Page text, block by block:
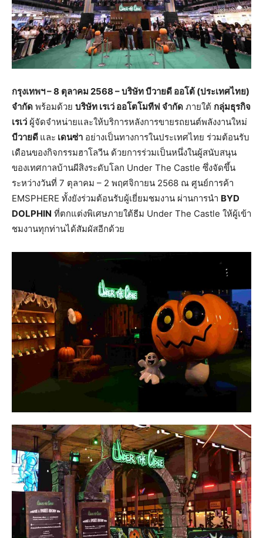
กรุงเทพฯ– 8 ตุลาคม 2568 – บริษัท บีวายดี ออโต้ (ประเทศไทย)
จำกัด พร้อมด้วย บริษัท เรเว่ ออโตโมทีฟ จำกัด ภายใต้ กลุ่มธุรกิจ
เรเว่ ผู้จัดจำหน่ายและให้บริการหลังการขายรถยนต์พลังงานใหม่
บีวายดี และ เดนซ่า อย่างเป็นทางการในประเทศไทย ร่วมต้อนรับ
เดือนของกิจกรรมฮาโลวีน ด้วยการร่วมเป็นหนึ่งในผู้สนับสนุน
ของเทศกาลบ้านผีสิงระดับโลก Under The Castle ซึ่งจัดขึ้น
ระหว่างวันที่ 7 ตุลาคม – 2 พฤศจิกายน 2568 ณ ศูนย์การค้า
EMSPHERE ทั้งยังร่วมต้อนรับผู้เยี่ยมชมงาน ผ่านการนำ BYD
DOLPHIN ที่ตกแต่งพิเศษภายใต้ธีม Under The Castle ให้ผู้เข้า
ชมงานทุกท่านได้สัมผัสอีกด้วย